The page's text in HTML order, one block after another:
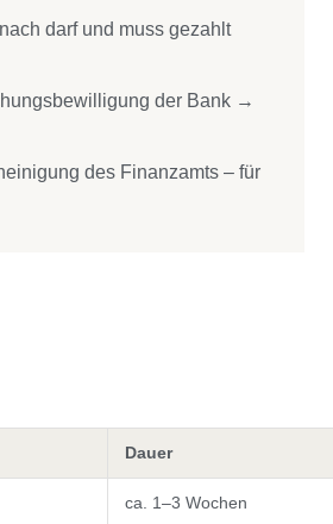
darf und muss gezahlt
der Bank →
des Finanzamts – für
Dauer
ca. 1–3 Wochen